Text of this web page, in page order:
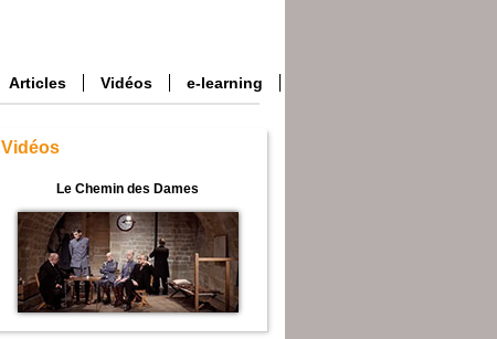
Articles Vidéos e-learning
Vidéos
Le Chemin des Dames